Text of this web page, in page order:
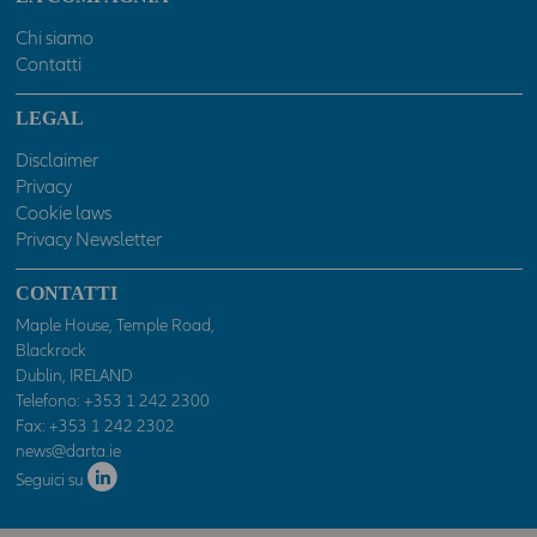
sistemi informatici.
autocertificazione ai sensi del D.P.R. n. 445 del 28 dicembre
sanzionabili penalmente. Spuntando la casella "Accetto"
sottostante, si dichiara di essere un professionista ed accettare
senza riserva o eccezione alcuna e sotto la propria
responsabilità tutto quanto indicato sopra, nonché nelle
sezioni o pagine del presente sito. In caso contrario l'accesso al
Chi siamo
Contatti
LEGAL
Disclaimer
Privacy
Cookie laws
Privacy Newsletter
CONTATTI
Maple House, Temple Road,
Blackrock
Dublin, IRELAND
Telefono: +353 1 242 2300
Fax: +353 1 242 2302
news@darta.ie
Seguici su